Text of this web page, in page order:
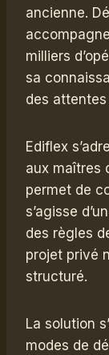
ancienne.
milliers
sa
des attentes
Ediflex
aux maîtres
permet de
s’agisse
des règles
projet privé
structuré.
La solution
modes de